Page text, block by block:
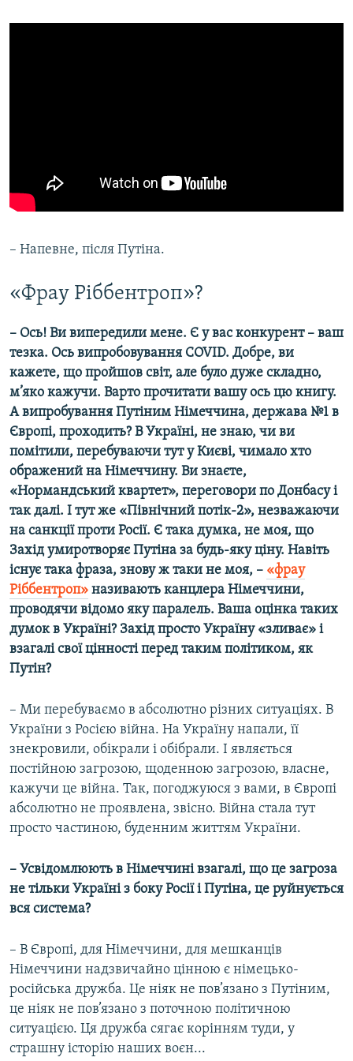
– Напевне, після Путіна.
«Фрау Ріббентроп»?
– Ось! Ви випередили мене. Є у вас конкурент – ваш
тезка. Ось випробовування COVID. Добре, ви
кажете, що пройшов світ, але було дуже складно,
м’яко кажучи. Варто прочитати вашу ось цю книгу.
А випробування Путіним Німеччина, держава №1 в
Європі, проходить? В Україні, не знаю, чи ви
помітили, перебуваючи тут у Києві, чимало хто
ображений на Німеччину. Ви знаєте,
«Нормандський квартет», переговори по Донбасу і
так далі. І тут же «Північний потік-2», незважаючи
на санкції проти Росії. Є така думка, не моя, що
Захід умиротворяє Путіна за будь-яку ціну. Навіть
існує така фраза, знову ж таки не моя, – «фрау
Ріббентроп» називають канцлера Німеччини,
проводячи відомо яку паралель. Ваша оцінка таких
думок в Україні? Захід просто Україну «зливає» і
взагалі свої цінності перед таким політиком, як
Путін?
– Ми перебуваємо в абсолютно різних ситуаціях. В
України з Росією війна. На Україну напали, її
знекровили, обікрали і обібрали. І являється
постійною загрозою, щоденною загрозою, власне,
кажучи це війна. Так, погоджуюся з вами, в Європі
абсолютно не проявлена, звісно. Війна стала тут
просто частиною, буденним життям України.
– Усвідомлюють в Німеччині взагалі, що це загроза
не тільки Україні з боку Росії і Путіна, це руйнується
вся система?
– В Європі, для Німеччини, для мешканців
Німеччини надзвичайно цінною є німецько-
російська дружба. Це ніяк не пов’язано з Путіним,
це ніяк не пов’язано з поточною політичною
ситуацією. Ця дружба сягає корінням туди, у
страшну історію наших воєн...